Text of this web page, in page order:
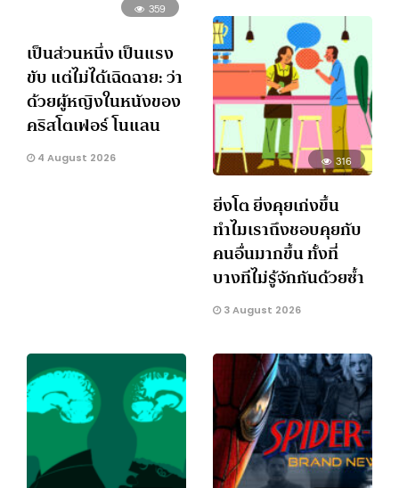
359
เป็นส่วนหนึ่ง เป็นแรง
ขับ แต่ไม่ได้เฉิดฉาย: ว่า
ด้วยผู้หญิงในหนังของ
คริสโตเฟอร์ โนแลน
4 August 2026 316
ยิ่งโต ยิ่งคุยเก่งขึ้น
ทำไมเราถึงชอบคุยกับ
คนอื่นมากขึ้น ทั้งที่
บางทีไม่รู้จักกันด้วยซ้ำ
3 August 2026